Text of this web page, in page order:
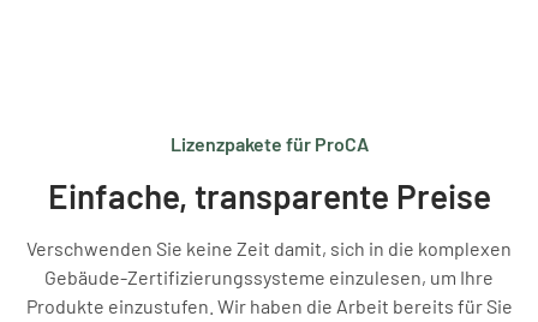
Lizenzpakete für ProCA
Einfache, transparente Preise
Verschwenden Sie keine Zeit damit, sich in die komplexen
Gebäude-Zertifizierungssysteme einzulesen, um Ihre
Produkte einzustufen. Wir haben die Arbeit bereits für Sie